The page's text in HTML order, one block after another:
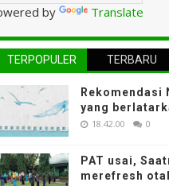
by Translate
TERPOPULER TERBARU
Rekomendasi
yang
18.42.00 0
PAT usai,
merefresh